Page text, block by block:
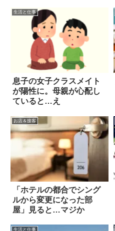
生活と仕事
息子の女子クラスメイト
が陽性に。母親が心配し
ていると…え
お店＆接客
「ホテルの都合でシング
ルから変更になった部
屋」見ると…マジか
生活と仕事